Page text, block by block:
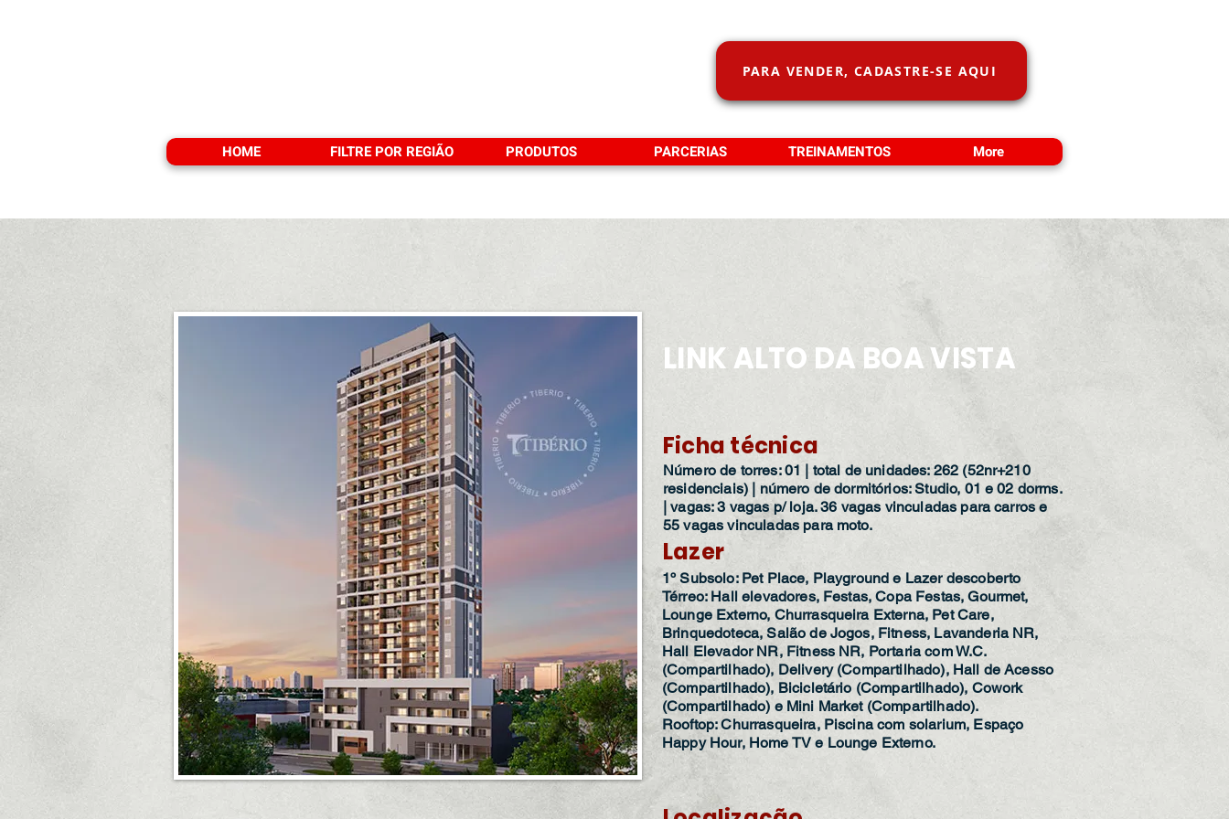
PARA VENDER, CADASTRE-SE AQUI
HOME FILTRE POR REGIÃO PRODUTOS PARCERIAS TREINAMENTOS More
Ficha técnica
Lazer
Número de torres: 01 | total de unidades: 262 (52nr+210
residenciais) | número de dormitórios: Studio, 01 e 02 dorms.
| vagas: 3 vagas p/ loja. 36 vagas vinculadas para carros e
55 vagas vinculadas para moto.
1º Subsolo: Pet Place, Playground e Lazer descoberto
Térreo: Hall elevadores, Festas, Copa Festas, Gourmet,
Lounge Externo, Churrasqueira Externa, Pet Care,
Brinquedoteca, Salão de Jogos, Fitness, Lavanderia NR,
Hall Elevador NR, Fitness NR, Portaria com W.C.
(Compartilhado), Delivery (Compartilhado), Hall de Acesso
(Compartilhado), Bicicletário (Compartilhado), Cowork
(Compartilhado) e Mini Market (Compartilhado).
Rooftop: Churrasqueira, Piscina com solarium, Espaço
Happy Hour, Home TV e Lounge Externo.
LINK ALTO DA BOA VISTA